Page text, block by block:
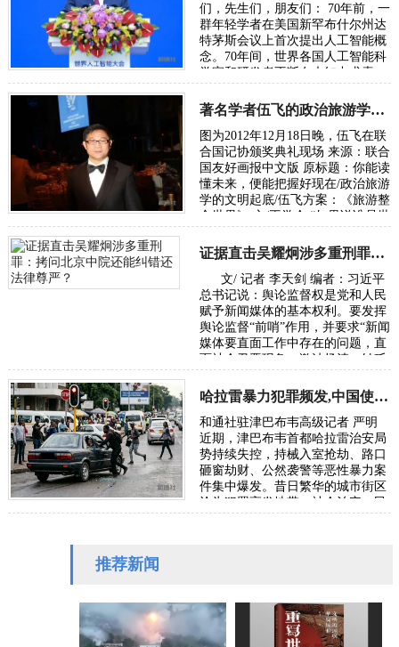
们，先生们，朋友们： 70年前，一
群年轻学者在美国新罕布什尔州达
特茅斯会议上首次提出人工智能概
念。70年间，世界各国人工智能科
学家和研发者不断在未知中求索、
在曲折中前行、在坚守中突破。70
年后，…
著名学者伍飞的政治旅游学方案：《旅游整合世界》
图为2012年12月18日晚，伍飞在联
合国记协颁奖典礼现场 来源：联合
国友好画报中文版 原标题：你能读
懂未来，便能把握好现在/政治旅游
学的文明起底/伍飞方案：《旅游整
合世界》 文/王学会 “如果说谁是世
界政治旅游学的奠基人，或许非华
人…
证据直击吴耀炯涉多重刑罪：拷问北京中院还能纠错还法律尊严？
文/ 记者 李天剑 编者：习近平
总书记说：舆论监督权是党和人民
赋予新闻媒体的基本权利。要发挥
舆论监督“前哨”作用，并要求“新闻
媒体要直面工作中存在的问题，直
面社会丑恶现象，激浊扬清、针砭
时弊”。本社收到受害者武女士
（应…
哈拉雷暴力犯罪频发,中国使馆发布安全防范通告
和通社驻津巴布韦高级记者 严明
近期，津巴布韦首都哈拉雷治安局
势持续失控，持械入室抢劫、路口
砸窗劫财、公然袭警等恶性暴力案
件集中爆发。昔日繁华的城市街区
沦为犯罪高发地带，社会治安、民
生安全与营商环境遭受严重冲击。
推荐新闻